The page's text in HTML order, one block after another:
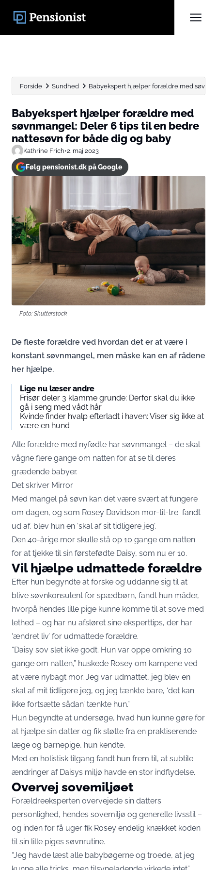
Forside Sundhed Babyekspert hjælper forældre med
Babyekspert hjælper forældre med
søvnmangel: Deler 6 tips til en bedre
nattesøvn for både dig og baby
Kathrine Frich•2. maj 2023
Følg pensionist.dk på Google
Foto: Shutterstock
De fleste forældre ved hvordan det er at være i
konstant søvnmangel, men måske kan en af rådene
her hjælpe.
Lige nu læser andre
Frisør deler 3 klamme grunde: Derfor skal du ikke
gå i seng med vådt hår
Kvinde finder hvalp efterladt i haven: Viser sig ikke at
være en hund
Alle forældre med nyfødte har søvnmangel – de skal
vågne flere gange om natten for at se til deres
grædende babyer.
Det skriver Mirror
Med mangel på søvn kan det være svært at fungere
om dagen, og som Rosey Davidson mor-til-tre fandt
ud af, blev hun en ‘skal af sit tidligere jeg’.
Den 40-årige mor skulle stå op 10 gange om natten
for at tjekke til sin førstefødte Daisy, som nu er 10.
Vil hjælpe udmattede forældre
Efter hun begyndte at forske og uddanne sig til at
blive søvnkonsulent for spædbørn, fandt hun måder,
hvorpå hendes lille pige kunne komme til at sove med
lethed – og har nu afsløret sine eksperttips, der har
‘ændret liv’ for udmattede forældre.
“Daisy sov slet ikke godt. Hun var oppe omkring 10
gange om natten,” huskede Rosey om kampene ved
at være nybagt mor. Jeg var udmattet, jeg blev en
skal af mit tidligere jeg, og jeg tænkte bare, ‘det kan
ikke fortsætte sådan’ tænkte hun.”
Hun begyndte at undersøge, hvad hun kunne gøre for
at hjælpe sin datter og fik støtte fra en praktiserende
læge og barnepige, hun kendte.
Med en holistisk tilgang fandt hun frem til, at subtile
ændringer af Daisys miljø havde en stor indflydelse.
Overvej sovemiljøet
Forældreeksperten overvejede sin datters
personlighed, hendes sovemiljø og generelle livsstil –
og inden for få uger fik Rosey endelig knækket koden
til sin lille piges søvnrutine.
“Jeg havde læst alle babybøgerne og troede, at jeg